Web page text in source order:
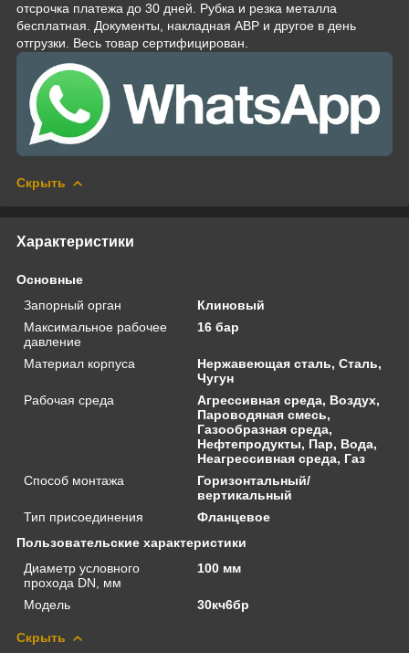
отсрочка платежа до 30 дней. Рубка и резка металла
бесплатная. Документы, накладная АВР и другое в день
отгрузки. Весь товар сертифицирован.
Скрыть
Характеристики
Основные
Запорный орган
Клиновый
Максимальное рабочее
давление
16 бар
Материал корпуса
Нержавеющая сталь, Сталь,
Чугун
Рабочая среда
Агрессивная среда, Воздух,
Пароводяная смесь,
Газообразная среда,
Нефтепродукты, Пар, Вода,
Неагрессивная среда, Газ
Способ монтажа
Горизонтальный/
вертикальный
Тип присоединения
Фланцевое
Пользовательские характеристики
Диаметр условного
прохода DN, мм
100 мм
Модель 30кч6бр
Скрыть